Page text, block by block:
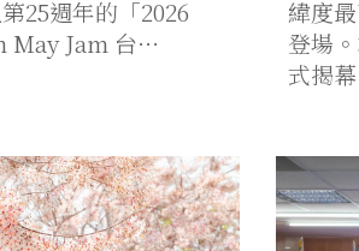
25週年的「2026
May Jam 台…
緯度
登場
式揭